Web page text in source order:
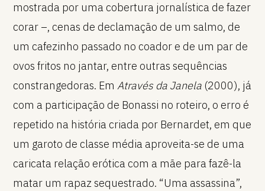
mostrada por uma cobertura jornalística de fazer
corar –, cenas de declamação de um salmo, de
um cafezinho passado no coador e de um par de
ovos fritos no jantar, entre outras sequências
constrangedoras. Em Através da Janela(2000), já
com a participação de Bonassi no roteiro, o erro é
repetido na história criada por Bernardet, em que
um garoto de classe média aproveita-se de uma
caricata relação erótica com a mãe para fazê-la
matar um rapaz sequestrado. “Uma assassina”,